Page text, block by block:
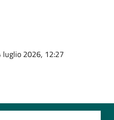
luglio 2026, 12:27